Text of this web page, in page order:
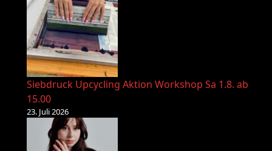
Siebdruck Upcycling Aktion Workshop Sa 1.8. ab
15.00
23. Juli 2026